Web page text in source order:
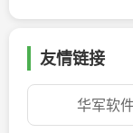
友情链接
华军软